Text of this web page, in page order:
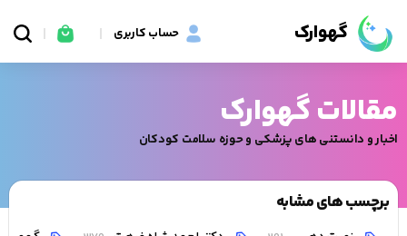
گهوارک حساب کاربری
مقالات گهوارک
اخبار و دانستنی های پزشکی و حوزه سلامت کودکان
برچسب های مشابه